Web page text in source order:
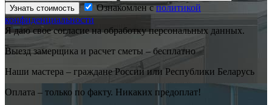
Узнать стоимость Ознакомлен сполитикой
конфиденциальности
Я даю свое согласие на обработку персональных данных.
Выезд замерщика и расчет сметы – бесплатно
Наши мастера – граждане России или Республики Беларусь
Оплата – только по факту. Никаких предоплат!